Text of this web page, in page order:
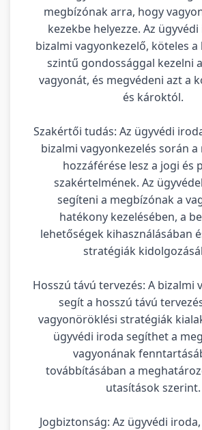
megbízónak arra, hogy
kezekbe helyezze. Az
bizalmi vagyonkezelő, köteles
szintű gondossággal kezelni
vagyonát, és megvédeni azt a
és károktól.
Szakértői tudás: Az ügyvédi
bizalmi vagyonkezelés során
hozzáférése lesz a jogi és
szakértelmének. Az
segíteni a megbízónak a
hatékony kezelésében, a
lehetőségek kihasználásában
stratégiák
Hosszú távú tervezés: A bizalmi
segít a hosszú távú
vagyonöröklési stratégiák
ügyvédi iroda segíthet a
vagyonának
továbbításában a
utasítások szerint.
Jogbiztonság: Az ügyvédi